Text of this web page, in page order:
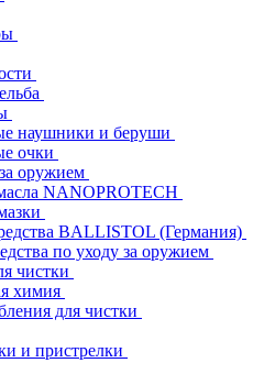
наушники и беруши
очки
оружием
NANOPROTECH
BALLISTOL (Германия)
по уходу за оружием
чистки
химия
для чистки
и пристрелки